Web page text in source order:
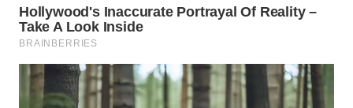
SURABAYA
WN
NATUNA